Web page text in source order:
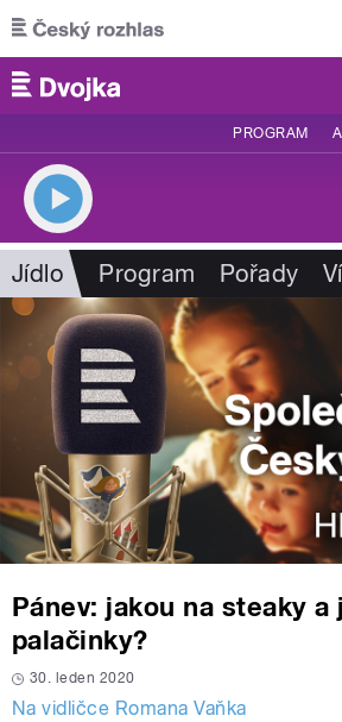
Přejít k hlavnímu obsahu
PROGRAM
Jídlo Program Pořady
Pánev: jakou na steaky a
palačinky?
30. leden 2020
Na vidličce Romana Vaňka